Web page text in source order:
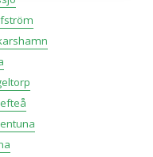
med våra
cookies vi använder
ändra dina